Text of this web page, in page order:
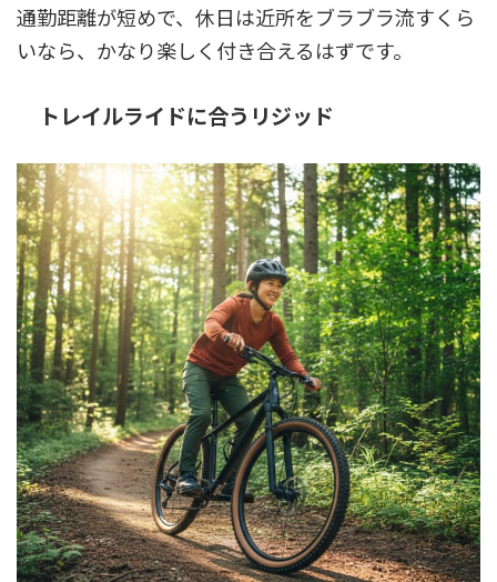
通勤距離が短めで、休日は近所をブラブラ流すくら
いなら、かなり楽しく付き合えるはずです。
トレイルライドに合うリジッド